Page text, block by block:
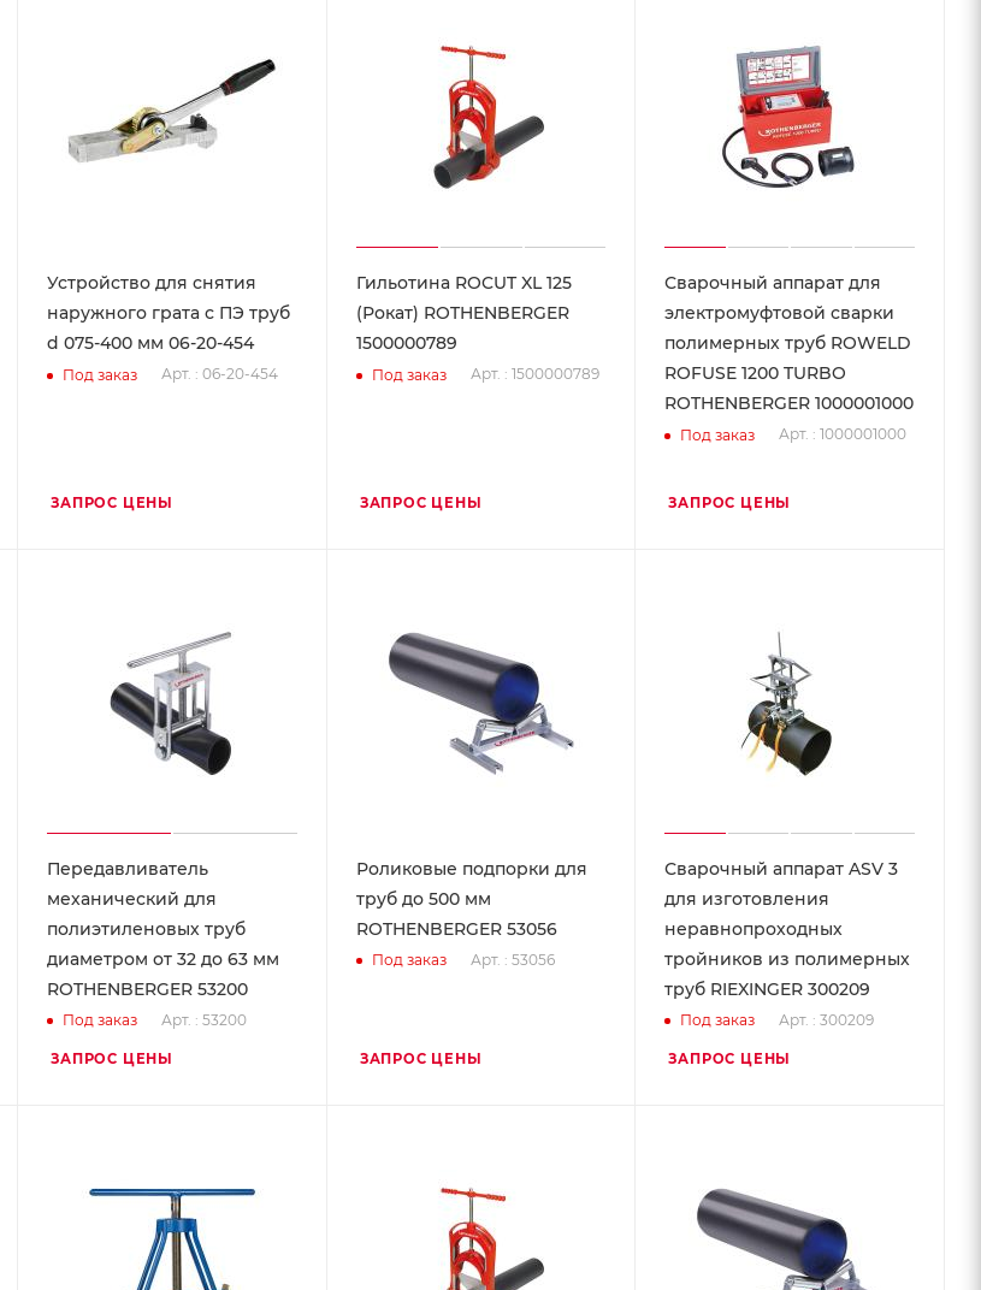
Устройство для снятия
наружного грата с ПЭ труб
d 075-400 мм 06-20-454
Под заказ Арт. : 06-20-454
ЗАПРОС ЦЕНЫ
Гильотина ROCUT XL 125
(Рокат) ROTHENBERGER
1500000789
Под заказ Арт. : 1500000789
ЗАПРОС ЦЕНЫ
Сварочный аппарат для
электромуфтовой сварки
полимерных труб ROWELD
ROFUSE 1200 TURBO
ROTHENBERGER 1000001000
Под заказ Арт. : 1000001000
ЗАПРОС ЦЕНЫ
Передавливатель
механический для
полиэтиленовых труб
диаметром от 32 до 63 мм
ROTHENBERGER 53200
Под заказ Арт. : 53200
ЗАПРОС ЦЕНЫ
Роликовые подпорки для
труб до 500 мм
ROTHENBERGER 53056
Под заказ Арт. : 53056
ЗАПРОС ЦЕНЫ
Сварочный аппарат ASV 3
для изготовления
неравнопроходных
тройников из полимерных
труб RIEXINGER 300209
Под заказ Арт. : 300209
ЗАПРОС ЦЕНЫ